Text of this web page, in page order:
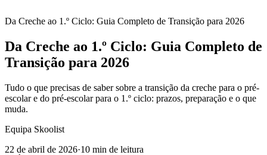
Da Creche ao 1.º Ciclo: Guia Completo de Transição para 2026
Da Creche ao 1.º Ciclo: Guia Completo de
Transição para 2026
Tudo o que precisas de saber sobre a transição da creche para o pré-
escolar e do pré-escolar para o 1.º ciclo: prazos, preparação e o que
muda.
Equipa Skoolist
22 de abril de 2026·10 min de leitura